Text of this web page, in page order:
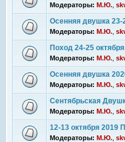
Модераторы: М.Ю.
Осенняя двушка 23-
Модераторы: М.Ю.
Поход 24-25
Модераторы: М.Ю.
Осенняя двушка
Модераторы: М.Ю.
Сентябрьская
Модераторы: М.Ю.
12-13 октября 2019
Модераторы: М.Ю.